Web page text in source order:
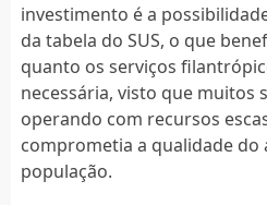
investimento é a
da tabela do SUS, o que
quanto os serviços
necessária, visto que muitos
operando com recursos
comprometia a qualidade
população.